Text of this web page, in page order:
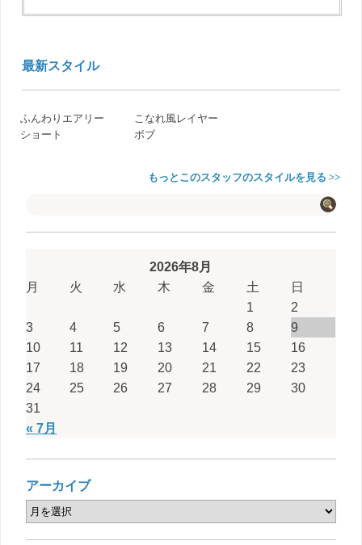
最新スタイル
ふんわりエアリー
ショート
こなれ風レイヤー
ボブ
もっとこのスタッフのスタイルを見る >>
2026年8月
月
火 水 木 金 土 日
« 7月
1
2
3
4 5 6 7 8
9
10
11 12 13 14 15
16
17
18 19 20 21 22
23
24
25 26 27 28 29
30
31
アーカイブ